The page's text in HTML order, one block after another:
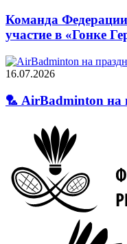
Команда
участие в «Гонке
16.07.2026
🏸 AirBadminton на